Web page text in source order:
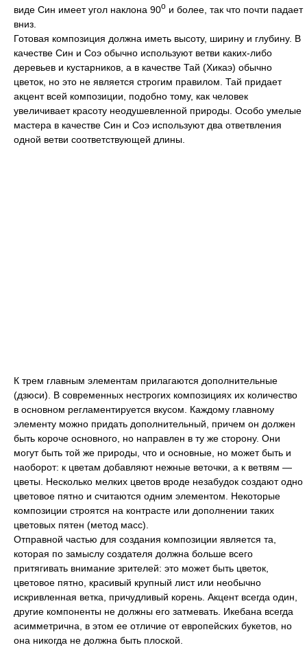
виде Син имеет угол наклона 90о и более, так что почти падает
вниз.
Готовая композиция должна иметь высоту, ширину и глубину. В
качестве Син и Соэ обычно используют ветви каких-либо
деревьев и кустарников, а в качестве Тай (Хикаэ) обычно
цветок, но это не является строгим правилом. Тай придает
акцент всей композиции, подобно тому, как человек
увеличивает красоту неодушевленной природы. Особо умелые
мастера в качестве Син и Соэ используют два ответвления
одной ветви соответствующей длины.
К трем главным элементам прилагаются дополнительные
(дзюси). В современных нестрогих композициях их количество
в основном регламентируется вкусом. Каждому главному
элементу можно придать дополнительный, причем он должен
быть короче основного, но направлен в ту же сторону. Они
могут быть той же природы, что и основные, но может быть и
наоборот: к цветам добавляют нежные веточки, а к ветвям —
цветы. Несколько мелких цветов вроде незабудок создают одно
цветовое пятно и считаются одним элементом. Некоторые
композиции строятся на контрасте или дополнении таких
цветовых пятен (метод масс).
Отправной частью для создания композиции является та,
которая по замыслу создателя должна больше всего
притягивать внимание зрителей: это может быть цветок,
цветовое пятно, красивый крупный лист или необычно
искривленная ветка, причудливый корень. Акцент всегда один,
другие компоненты не должны его затмевать. Икебана всегда
асимметрична, в этом ее отличие от европейских букетов, но
она никогда не должна быть плоской.